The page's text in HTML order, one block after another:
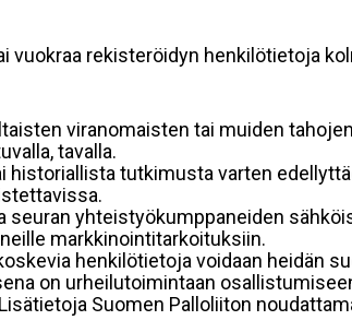
vuokraa rekisteröidyn henkilötietoja
viranomaisten tai muiden
tavalla.
tutkimusta varten
yhteistyökumppaneiden
markkinointitarkoituksiin.
henkilötietoja voidaan heidän
on urheilutoimintaan
Suomen Palloliiton